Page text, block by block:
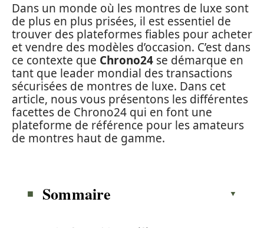
Dans un monde où les montres de luxe sont
de plus en plus prisées, il est essentiel de
trouver des plateformes fiables pour acheter
et vendre des modèles d’occasion. C’est dans
ce contexte que Chrono24 se démarque en
tant que leader mondial des transactions
sécurisées de montres de luxe. Dans cet
article, nous vous présentons les différentes
facettes de Chrono24 qui en font une
plateforme de référence pour les amateurs
de montres haut de gamme.
Sommaire